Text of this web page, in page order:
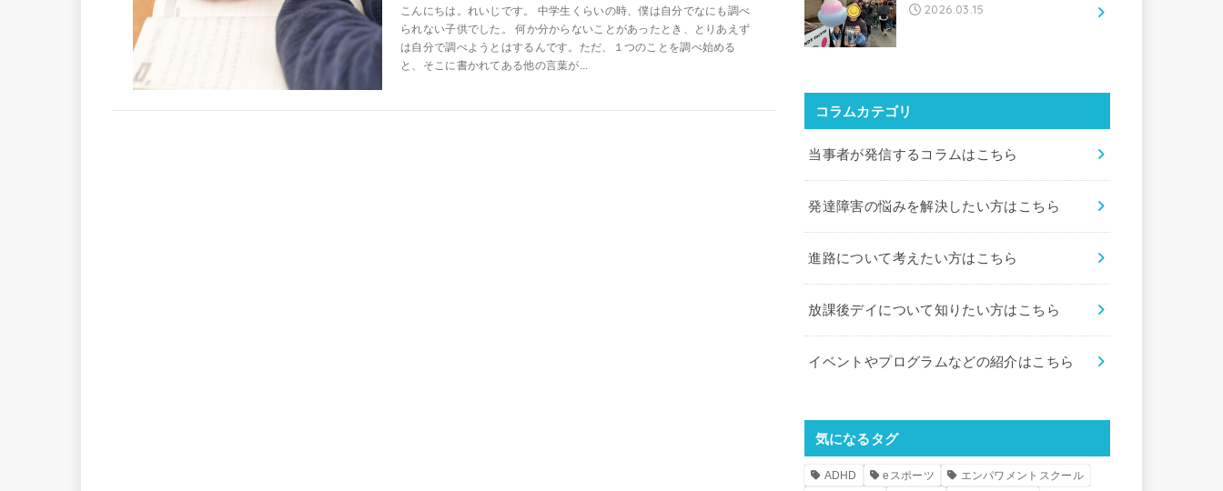
こんにちは。れいじです。 中学生くらいの時、僕は自分でなにも調べ
られない子供でした。 何か分からないことがあったとき、とりあえず
は自分で調べようとはするんです。ただ、１つのことを調べ始める
と、そこに書かれてある他の言葉が...
2026.03.15
コラムカテゴリ
当事者が発信するコラムはこちら
発達障害の悩みを解決したい方はこちら
進路について考えたい方はこちら
放課後デイについて知りたい方はこちら
イベントやプログラムなどの紹介はこちら
気になるタグ
ADHD eスポーツ
エンパワメントスクール